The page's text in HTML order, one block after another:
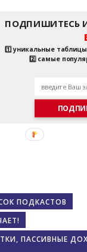
ПОДПИШИТЕСЬ
1️⃣ уникальные
2️⃣ самые
ПОДКАСТОВ
ПАССИВНЫЕ